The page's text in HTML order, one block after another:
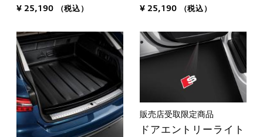
¥ 25,190 （税込） ¥ 25,190 （税込）
販売店受取限定商品
ドアエントリーライト